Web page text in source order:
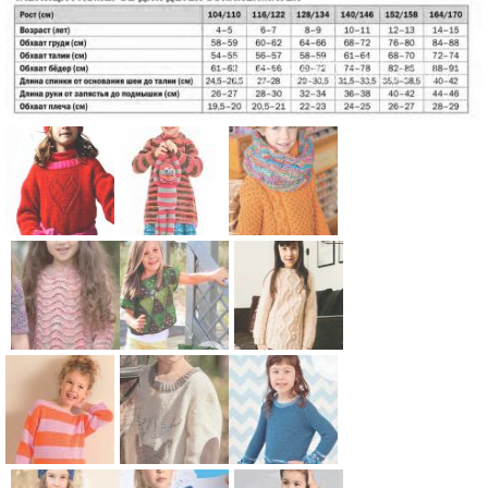
Схема:
пуловер с
ажурным
сердцем и
шапочка
для девочки
для детей
Схема:
удлиненный
пуловер в
полоску для
девочки для
детей
Схема:
свитер для
девочки с
узором из
сот для
детей
Схема:
детский
джемпер с
зигзагообра
Схема:
свободный
топ для
девочки из
Схема:
детский
джемпер с
арановым